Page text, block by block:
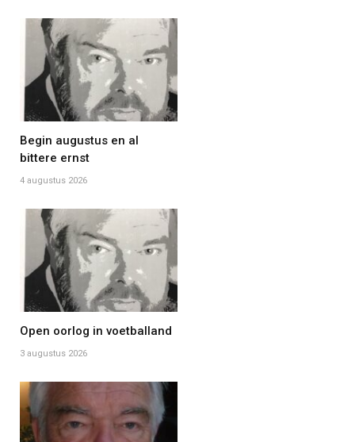
Begin augustus en al
bittere ernst
4 augustus 2026
Open oorlog in voetballand
3 augustus 2026